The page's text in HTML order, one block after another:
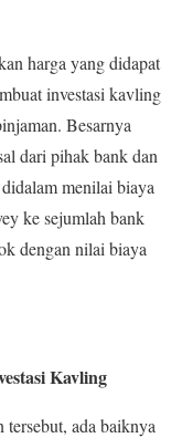
harga yang didapat
investasi kavling
Besarnya
dari pihak bank dan
menilai biaya
ke sejumlah bank
dengan nilai biaya
Kavling
tersebut, ada baiknya